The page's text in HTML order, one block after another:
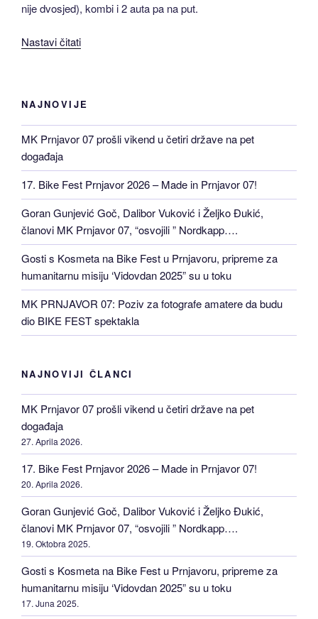
nije dvosjed), kombi i 2 auta pa na put.
Nastavi čitati“MK
vikend
kod
MK”United”
“Čopor”
Knežpolje”
NAJNOVIJE
MK Prnjavor 07 prošli vikend u četiri države na pet
događaja
17. Bike Fest Prnjavor 2026 – Made in Prnjavor 07!
Goran Gunjević Goč, Dalibor Vuković i Željko Đukić,
članovi MK Prnjavor 07, “osvojili ” Nordkapp….
Gosti s Kosmeta na Bike Fest u Prnjavoru, pripreme za
humanitarnu misiju ‘Vidovdan 2025” su u toku
MK PRNJAVOR 07: Poziv za fotografe amatere da budu
dio BIKE FEST spektakla
NAJNOVIJI ČLANCI
MK Prnjavor 07 prošli vikend u četiri države na pet
događaja
27. Aprila 2026.
17. Bike Fest Prnjavor 2026 – Made in Prnjavor 07!
20. Aprila 2026.
Goran Gunjević Goč, Dalibor Vuković i Željko Đukić,
članovi MK Prnjavor 07, “osvojili ” Nordkapp….
19. Oktobra 2025.
Gosti s Kosmeta na Bike Fest u Prnjavoru, pripreme za
humanitarnu misiju ‘Vidovdan 2025” su u toku
17. Juna 2025.